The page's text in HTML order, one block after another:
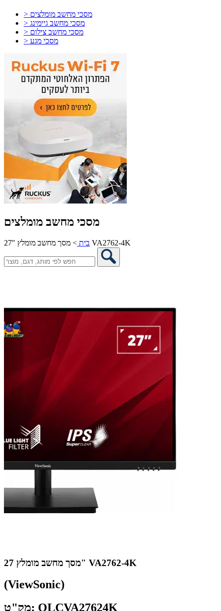
> מסכי מחשב מומלצים
> מסכי מחשב גיימינג
> מסכי מחשב צילום
> מסכי מגע
מסכי מחשב מומלצים
בית > מסך מחשב מומלץ 27″ VA2762-4K
מסך מחשב מומלץ 27" VA2762-4K
(ViewSonic)
מק"ט: QLCVA27624K